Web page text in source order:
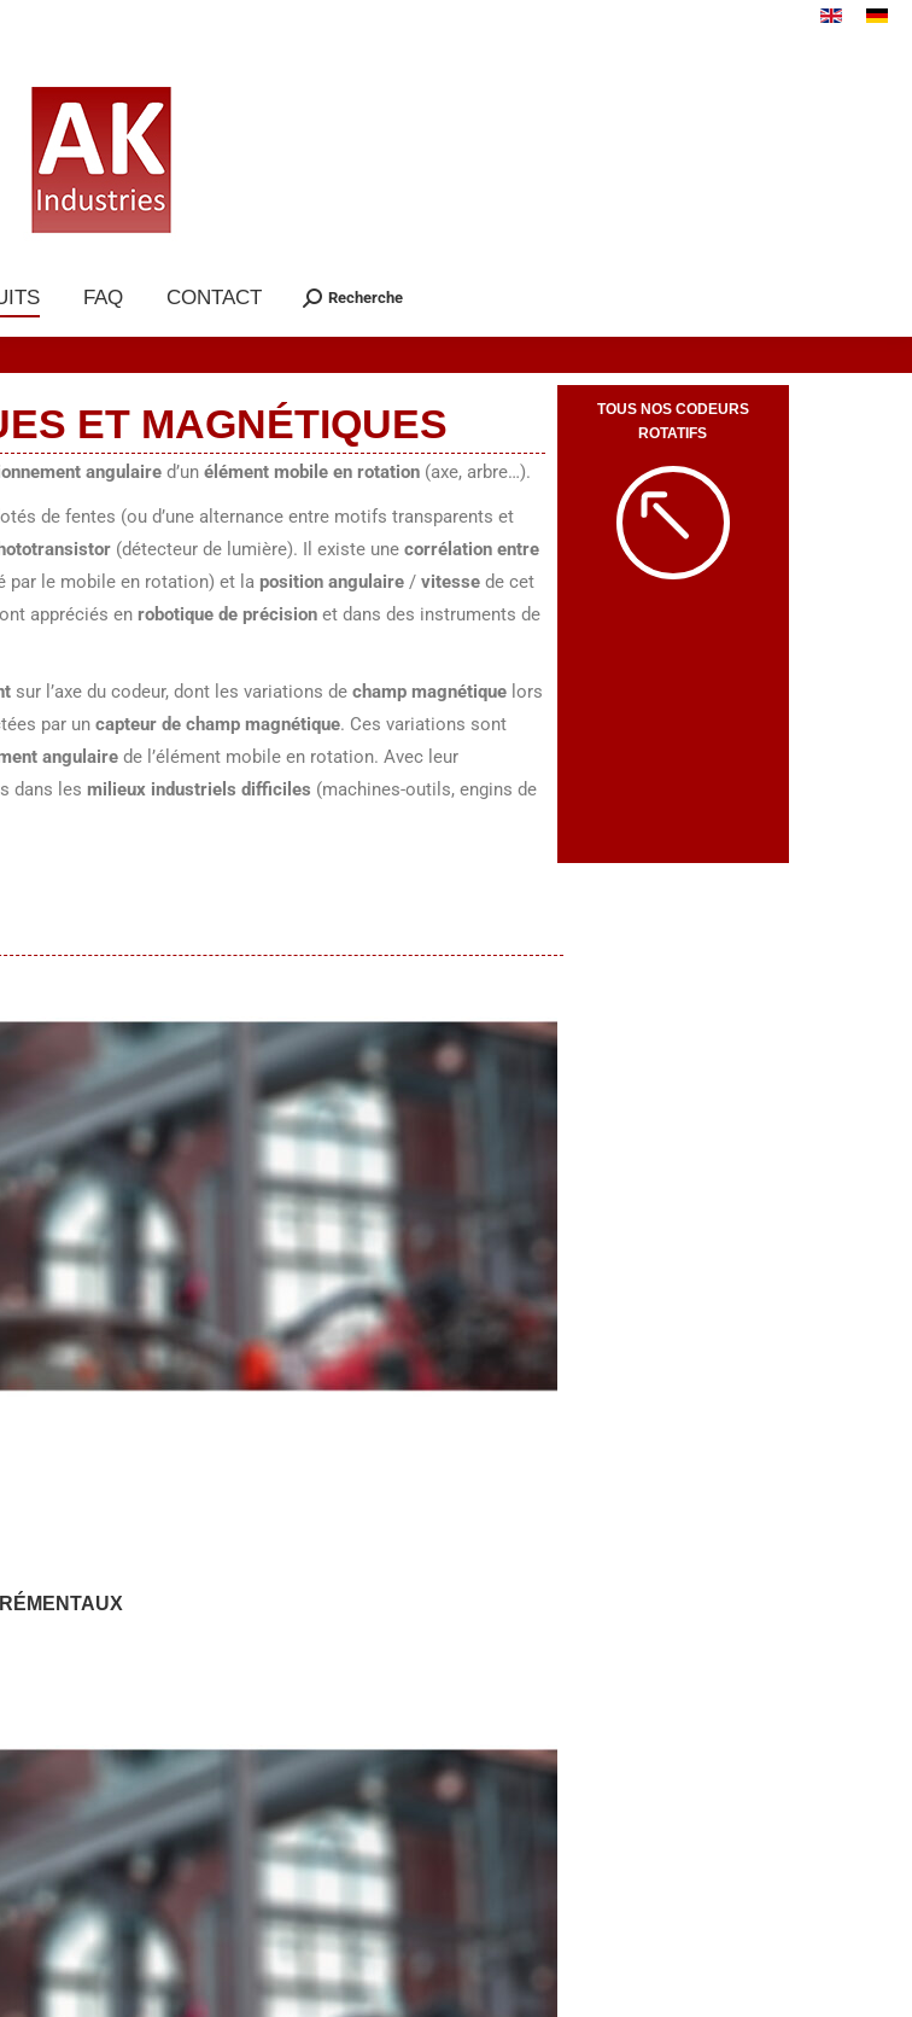
FAQ CONTACT Recherche
ET MAGNÉTIQUES
angulaire d’un élément mobile en rotation (axe, arbre…).
de fentes (ou d’une alternance entre motifs transparents et
(détecteur de lumière). Il existe une corrélation entre
par le mobile en rotation) et la position angulaire / vitesse de cet
appréciés en robotique de précision et dans des instruments de
sur l’axe du codeur, dont les variations de champ magnétique lors
par un capteur de champ magnétique. Ces variations sont
angulaire de l’élément mobile en rotation. Avec leur
dans les milieux industriels difficiles (machines-outils, engins de
TOUS NOS CODEURS
ROTATIFS